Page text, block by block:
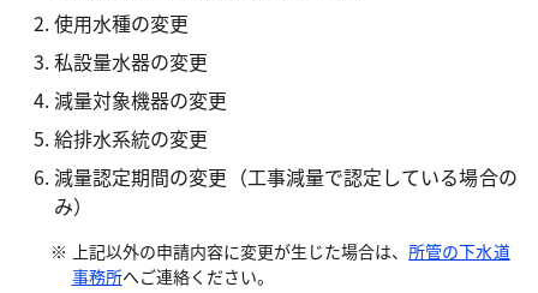
使用水種の変更
私設量水器の変更
減量対象機器の変更
給排水系統の変更
減量認定期間の変更（工事減量で認定している場合の
み）
上記以外の申請内容に変更が生じた場合は、 所管の下水道
事務所へご連絡ください。